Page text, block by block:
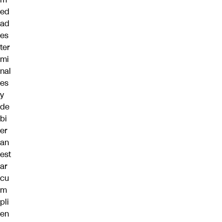
ed
ad
es
ter
mi
nal
es
y
de
bi
er
an
est
ar
cu
m
pli
en